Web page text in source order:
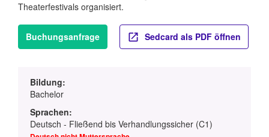
Theaterfestivals organisiert.
Buchungsanfrage Sedcard als PDF öffnen
Bildung:
Bachelor
Sprachen:
Deutsch - Fließend bis Verhandlungssicher (C1)